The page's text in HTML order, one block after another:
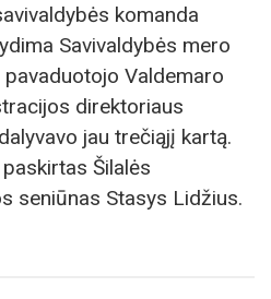
komanda
Savivaldybės mero
Valdemaro
direktoriaus
jau trečiąjį kartą.
Šilalės
seniūnas Stasys Lidžius.